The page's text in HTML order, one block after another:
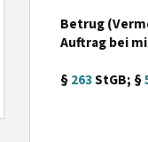
Betrug
Auftrag bei
§263StGB; §